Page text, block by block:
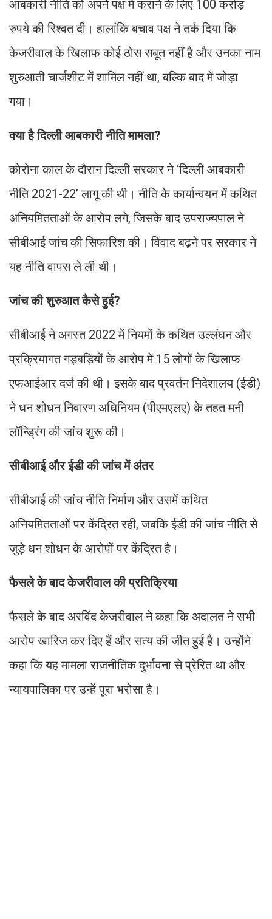
आबकारी नीति को अपने पक्ष में कराने के लिए 100 करोड़
रुपये की रिश्वत दी। हालांकि बचाव पक्ष ने तर्क दिया कि
केजरीवाल के खिलाफ कोई ठोस सबूत नहीं है और उनका नाम
शुरुआती चार्जशीट में शामिल नहीं था, बल्कि बाद में जोड़ा
गया।
क्या है दिल्ली आबकारी नीति मामला?
कोरोना काल के दौरान दिल्ली सरकार ने ‘दिल्ली आबकारी
नीति 2021-22’ लागू की थी। नीति के कार्यान्वयन में कथित
अनियमितताओं के आरोप लगे, जिसके बाद उपराज्यपाल ने
सीबीआई जांच की सिफारिश की। विवाद बढ़ने पर सरकार ने
यह नीति वापस ले ली थी।
जांच की शुरुआत कैसे हुई?
सीबीआई ने अगस्त 2022 में नियमों के कथित उल्लंघन और
प्रक्रियागत गड़बड़ियों के आरोप में 15 लोगों के खिलाफ
एफआईआर दर्ज की थी। इसके बाद प्रवर्तन निदेशालय (ईडी)
ने धन शोधन निवारण अधिनियम (पीएमएलए) के तहत मनी
लॉन्ड्रिंग की जांच शुरू की।
सीबीआई और ईडी की जांच में अंतर
सीबीआई की जांच नीति निर्माण और उसमें कथित
अनियमितताओं पर केंद्रित रही, जबकि ईडी की जांच नीति से
जुड़े धन शोधन के आरोपों पर केंद्रित है।
फैसले के बाद केजरीवाल की प्रतिक्रिया
फैसले के बाद अरविंद केजरीवाल ने कहा कि अदालत ने सभी
आरोप खारिज कर दिए हैं और सत्य की जीत हुई है। उन्होंने
कहा कि यह मामला राजनीतिक दुर्भावना से प्रेरित था और
न्यायपालिका पर उन्हें पूरा भरोसा है।